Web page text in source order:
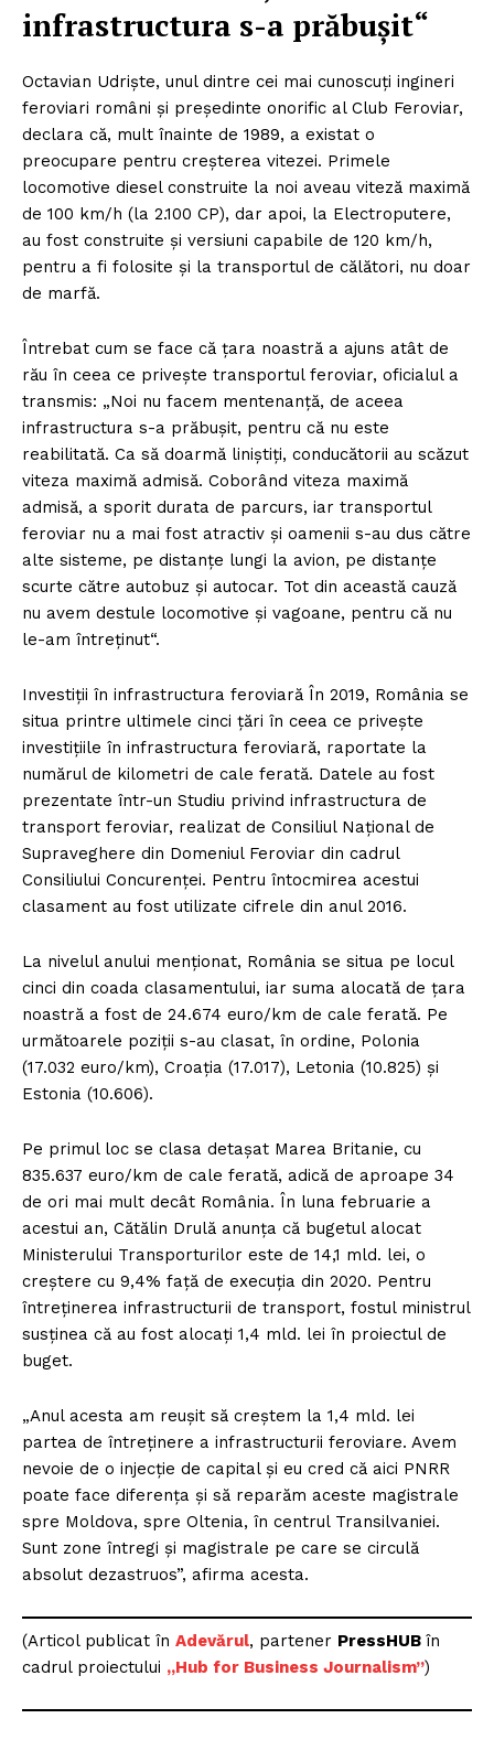
FREEDOM HOUSE ROMÂNIA
PRESShub
Despre noi / Echipa
Proiecte editoriale
Rețea
Contact
infrastructura s-a prăbuşit“
Octavian Udrişte, unul dintre cei mai cunoscuţi ingineri
feroviari români şi preşedinte onorific al Club Feroviar,
declara că, mult înainte de 1989, a existat o
preocupare pentru creşterea vitezei. Primele
locomotive diesel construite la noi aveau viteză maximă
de 100 km/h (la 2.100 CP), dar apoi, la Electroputere,
au fost construite şi versiuni capabile de 120 km/h,
pentru a fi folosite şi la transportul de călători, nu doar
de marfă.
Întrebat cum se face că ţara noastră a ajuns atât de
rău în ceea ce priveşte transportul feroviar, oficialul a
transmis: „Noi nu facem mentenanţă, de aceea
infrastructura s-a prăbuşit, pentru că nu este
reabilitată. Ca să doarmă liniştiţi, conducătorii au scăzut
viteza maximă admisă. Coborând viteza maximă
admisă, a sporit durata de parcurs, iar transportul
feroviar nu a mai fost atractiv şi oamenii s-au dus către
alte sisteme, pe distanţe lungi la avion, pe distanţe
scurte către autobuz şi autocar. Tot din această cauză
nu avem destule locomotive şi vagoane, pentru că nu
le-am întreţinut“.
Investiţii în infrastructura feroviară În 2019, România se
situa printre ultimele cinci ţări în ceea ce priveşte
investiţiile în infrastructura feroviară, raportate la
numărul de kilometri de cale ferată. Datele au fost
prezentate într-un Studiu privind infrastructura de
transport feroviar, realizat de Consiliul Naţional de
Supraveghere din Domeniul Feroviar din cadrul
Consiliului Concurenţei. Pentru întocmirea acestui
clasament au fost utilizate cifrele din anul 2016.
La nivelul anului menţionat, România se situa pe locul
cinci din coada clasamentului, iar suma alocată de ţara
noastră a fost de 24.674 euro/km de cale ferată. Pe
următoarele poziţii s-au clasat, în ordine, Polonia
(17.032 euro/km), Croaţia (17.017), Letonia (10.825) şi
Estonia (10.606).
Pe primul loc se clasa detaşat Marea Britanie, cu
835.637 euro/km de cale ferată, adică de aproape 34
de ori mai mult decât România. În luna februarie a
acestui an, Cătălin Drulă anunţa că bugetul alocat
Ministerului Transporturilor este de 14,1 mld. lei, o
creştere cu 9,4% faţă de execuţia din 2020. Pentru
întreţinerea infrastructurii de transport, fostul ministrul
susţinea că au fost alocaţi 1,4 mld. lei în proiectul de
buget.
„Anul acesta am reuşit să creştem la 1,4 mld. lei
partea de întreţinere a infrastructurii feroviare. Avem
nevoie de o injecţie de capital şi eu cred că aici PNRR
poate face diferenţa şi să reparăm aceste magistrale
spre Moldova, spre Oltenia, în centrul Transilvaniei.
Sunt zone întregi şi magistrale pe care se circulă
absolut dezastruos”, afirma acesta.
(Articol publicat în Adevărul, partener PressHUB în
cadrul proiectului „Hub for Business Journalism”)